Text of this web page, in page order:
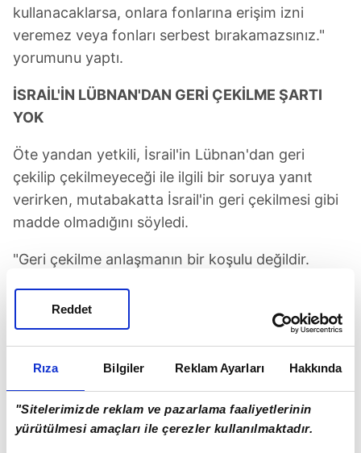
Rıza Bilgiler Reklam Ayarları Hakkında
"Sitelerimizde reklam ve pazarlama faaliyetlerinin
yürütülmesi amaçları ile çerezler kullanılmaktadır.
Reddet
kullanacaklarsa, onlara fonlarına erişim izni
veremez veya fonları serbest bırakamazsınız."
yorumunu yaptı.
İSRAİL'İN LÜBNAN'DAN GERİ ÇEKİLME ŞARTI
YOK
Öte yandan yetkili, İsrail'in Lübnan'dan geri
çekilip çekilmeyeceği ile ilgili bir soruya yanıt
verirken, mutabakatta İsrail'in geri çekilmesi gibi
madde olmadığını söyledi.
"Geri çekilme anlaşmanın bir koşulu değildir.
olmayacaktır." diyen yetkili, Hizbullah’ın İsrail'e
saldırı düzenlemesi halinde İsrail'in buna karşılık
vermeye hakkı olduğu değerlendirmesini yaptı.
15.06.2026 18:41